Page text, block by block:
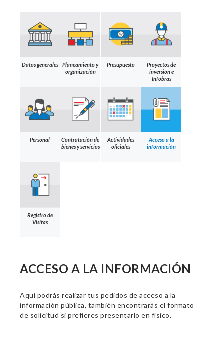
Datos generales
Planeamiento y
organización
Presupuesto
Proyectos de
inversión e
Infobras
Personal
Contratación de
bienes y servicios
Actividades
oficiales
Acceso a la
información
Registro de
Visitas
ACCESO A LA INFORMACIÓN
Aquí podrás realizar tus pedidos de acceso a la
información pública, también encontrarás el formato
de solicitud si prefieres presentarlo en físico.